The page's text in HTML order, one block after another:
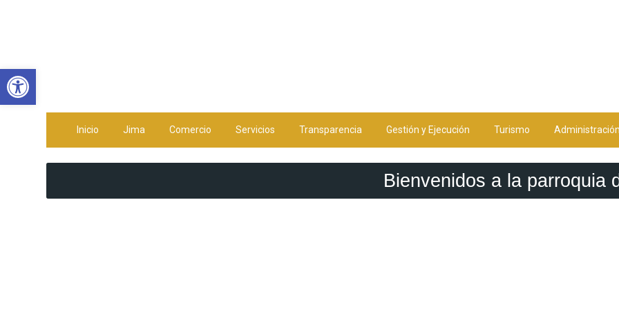
Inicio Jima Comercio Servicios Transparencia Gestión y Ejecución Turismo Administración
Bienvenidos a la parroquia
Bienvenidos a la parroquia
Abrir barra de herramientas